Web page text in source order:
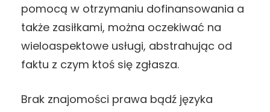
pomocą w otrzymaniu dofinansowania a
także zasiłkami, można oczekiwać na
wieloaspektowe usługi, abstrahując od
faktu z czym ktoś się zgłasza.
Brak znajomości prawa bądź języka